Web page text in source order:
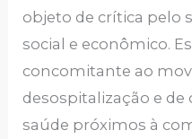
objeto de crítica pelo
social e econômico.
concomitante ao
desospitalização e de
saúde próximos à